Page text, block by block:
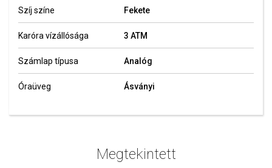
Szíj színe Fekete
Karóra vízállósága 3 ATM
Számlap típusa Analóg
Óraüveg Ásványi
Megtekintett